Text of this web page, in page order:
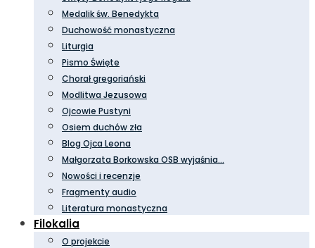
Medalik św. Benedykta
Duchowość monastyczna
Liturgia
Pismo Święte
Chorał gregoriański
Modlitwa Jezusowa
Ojcowie Pustyni
Osiem duchów zła
Blog Ojca Leona
Małgorzata Borkowska OSB wyjaśnia…
Nowości i recenzje
Fragmenty audio
Literatura monastyczna
Filokalia
O projekcie